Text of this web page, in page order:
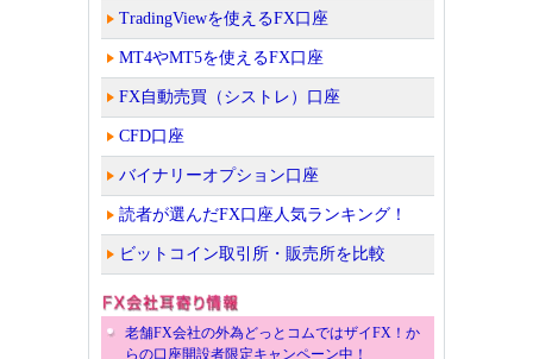
TradingViewを使えるFX口座
MT4やMT5を使えるFX口座
FX自動売買（シストレ）口座
CFD口座
バイナリーオプション口座
読者が選んだFX口座人気ランキング！
ビットコイン取引所・販売所を比較
老舗FX会社の外為どっとコムではザイFX！か
らの口座開設者限定キャンペーン中！